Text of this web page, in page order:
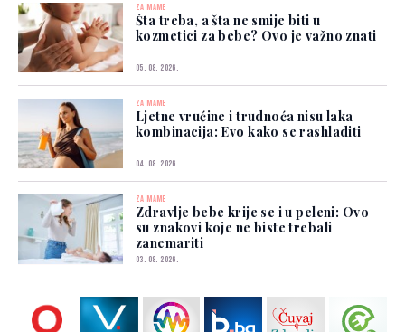
ZA MAME
Šta treba, a šta ne smije biti u
kozmetici za bebe? Ovo je važno znati
05. 08. 2026.
ZA MAME
Ljetne vrućine i trudnoća nisu laka
kombinacija: Evo kako se rashladiti
04. 08. 2026.
ZA MAME
Zdravlje bebe krije se i u peleni: Ovo
su znakovi koje ne biste trebali
zanemariti
03. 08. 2026.